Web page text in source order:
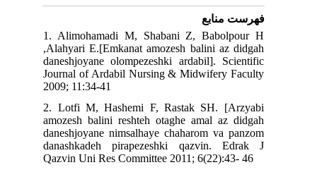
فهرست منابع
1. Alimohamadi M, Shabani Z, Babolpour H
,Alahyari E.[Emkanat amozesh balini az didgah
daneshjoyane olompezeshki ardabil]. Scientific
Journal of Ardabil Nursing & Midwifery Faculty
2009; 11:34-41
2. Lotfi M, Hashemi F, Rastak SH. [Arzyabi
amozesh balini reshteh otaghe amal az didgah
daneshjoyane nimsalhaye chaharom va panzom
danashkadeh pirapezeshki qazvin. Edrak J
Qazvin Uni Res Committee 2011; 6(22):43- 46